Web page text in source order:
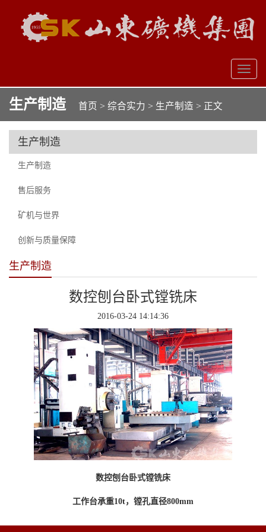
Toggle
生产制造 首页 > 综合实力 > 生产制造 > 正文
生产制造
生产制造
售后服务
矿机与世界
创新与质量保障
生产制造
数控刨台卧式镗铣床
2016-03-24 14:14:36
数控刨台卧式镗铣床
工作台承重10t，镗孔直径800mm